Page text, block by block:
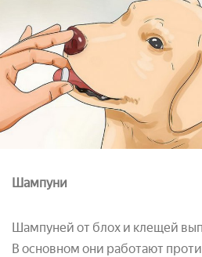
Шампуни
Шампуней от блох и клещей
В основном они работают